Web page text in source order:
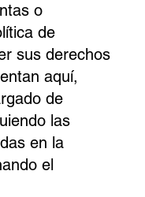
o
de
sus derechos
aquí,
de
las
en la
el